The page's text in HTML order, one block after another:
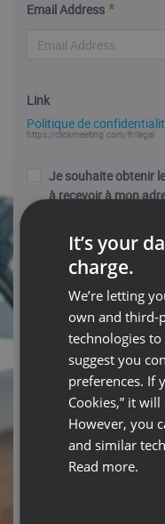
Email Address
Link
Politique de
https://clickmeeting.com/fr/legal
Je souhaite obtenir
à recevoir à mon
informations
z.o.o., dont le siège
Ces informations
offres
événements. Je
seront traitées
confidentialité de
Je reconnais que
présent formulaire
réception du
droit de retirer à
It’s your
charge.
We’re letting
own and third-
technologies to
suggest you
preferences. If
Cookies,” it
However, you
and similar
Read more.